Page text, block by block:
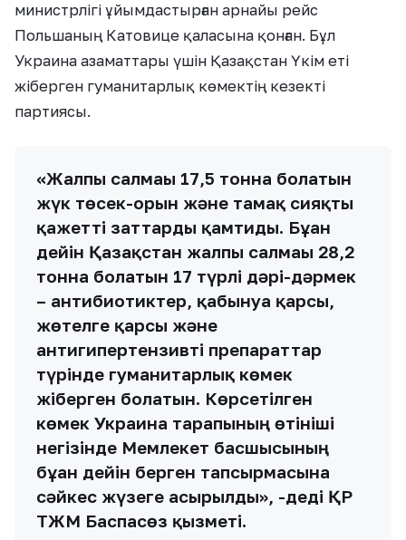
министрлігі ұйымдастырған арнайы рейс
Польшаның Катовице қаласына қонған. Бұл
Украина азаматтары үшін Қазақстан Үкім еті
жіберген гуманитарлық көмектің кезекті
партиясы.
«Жалпы салмағы 17,5 тонна болатын
жүк төсек-орын және тамақ сияқты
қажетті заттарды қамтиды. Бұған
дейін Қазақстан жалпы салмағы 28,2
тонна болатын 17 түрлі дәрі-дәрмек
– антибиотиктер, қабынуға қарсы,
жөтелге қарсы және
антигипертензивті препараттар
түрінде гуманитарлық көмек
жіберген болатын. Көрсетілген
көмек Украина тарапының өтініші
негізінде Мемлекет басшысының
бұған дейін берген тапсырмасына
сәйкес жүзеге асырылды», -деді ҚР
ТЖМ Баспасөз қызметі.